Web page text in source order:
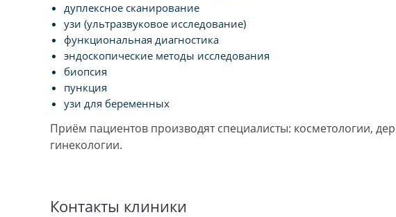
дуплексное сканирование
узи (ультразвуковое исследование)
функциональная диагностика
эндоскопические методы исследования
биопсия
пункция
узи для беременных
Приём пациентов производят специалисты: косметологии,
гинекологии.
Контакты клиники